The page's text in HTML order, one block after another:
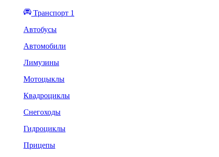
Транспорт 1
Автобусы
Автомобили
Лимузины
Мотоцыклы
Квадроциклы
Снегоходы
Гидроциклы
Прицепы